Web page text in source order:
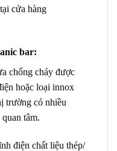
cửa hàng
bar:
chống cháy được
hoặc loại innox
trường có nhiều
tâm.
điện chất liệu thép/